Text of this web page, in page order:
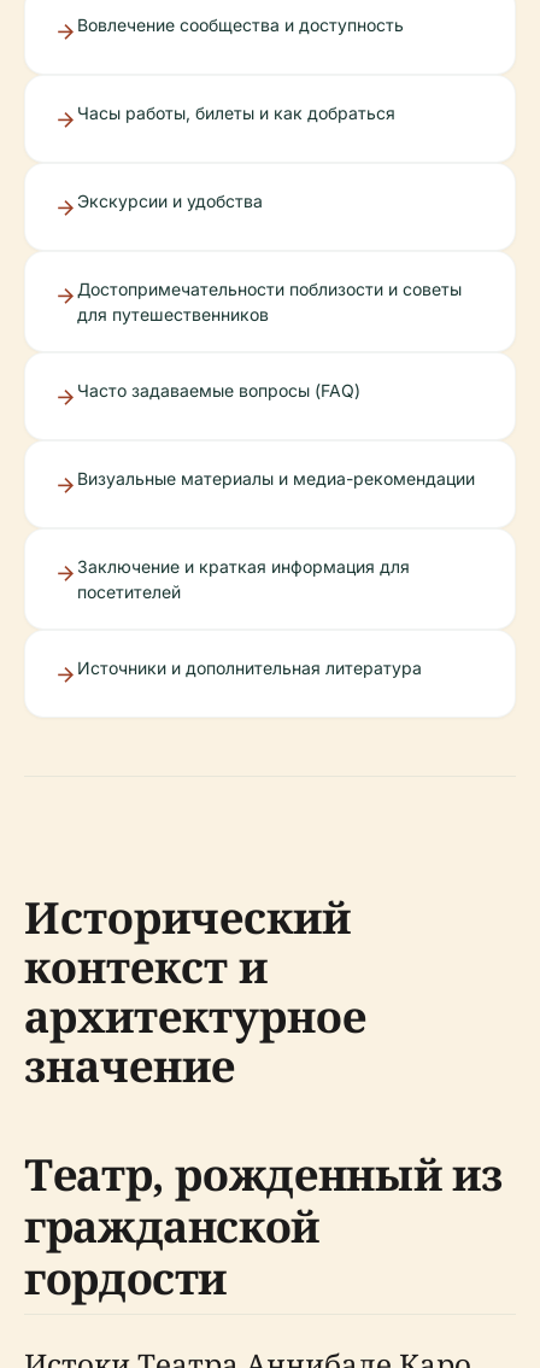
Вовлечение сообщества и доступность
Часы работы, билеты и как добраться
Экскурсии и удобства
Достопримечательности поблизости и советы
для путешественников
Часто задаваемые вопросы (FAQ)
Визуальные материалы и медиа-рекомендации
Заключение и краткая информация для
посетителей
Источники и дополнительная литература
Исторический
контекст и
архитектурное
значение
Театр, рожденный из
гражданской
гордости